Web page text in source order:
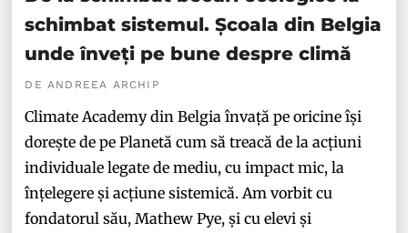
schimbat sistemul. Școala din Belgia
unde înveți pe bune despre climă
DE ANDREEA ARCHIP
Climate Academy din Belgia învață pe oricine își
dorește de pe Planetă cum să treacă de la acțiuni
individuale legate de mediu, cu impact mic, la
înțelegere și acțiune sistemică. Am vorbit cu
fondatorul său, Mathew Pye, și cu elevi și